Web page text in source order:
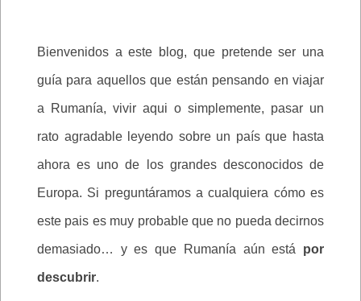
Bienvenidos a este blog, que pretende ser una
guía para aquellos que están pensando en viajar
a Rumanía, vivir aqui o simplemente, pasar un
rato agradable leyendo sobre un país que hasta
ahora es uno de los grandes desconocidos de
Europa. Si preguntáramos a cualquiera cómo es
este pais es muy probable que no pueda decirnos
demasiado… y es que Rumanía aún está por
descubrir.